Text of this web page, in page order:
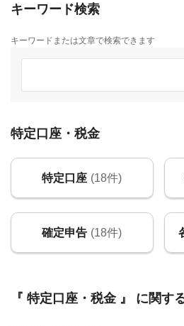
キーワード検索
キーワードまたは文章で検索できます
特定口座・税金
特定口座 (18件)
確定申告 (18件)
『 特定口座・税金 』 に関す